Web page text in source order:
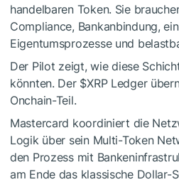
handelbaren Token. Sie
Compliance, Bankanbindung,
Eigentumsprozesse und
Der Pilot zeigt, wie diese
könnten. Der $XRPLedger
Onchain-Teil.
Mastercard koordiniert die
Logik über sein Multi-Token
den Prozess mit
am Ende das klassische Dollar-